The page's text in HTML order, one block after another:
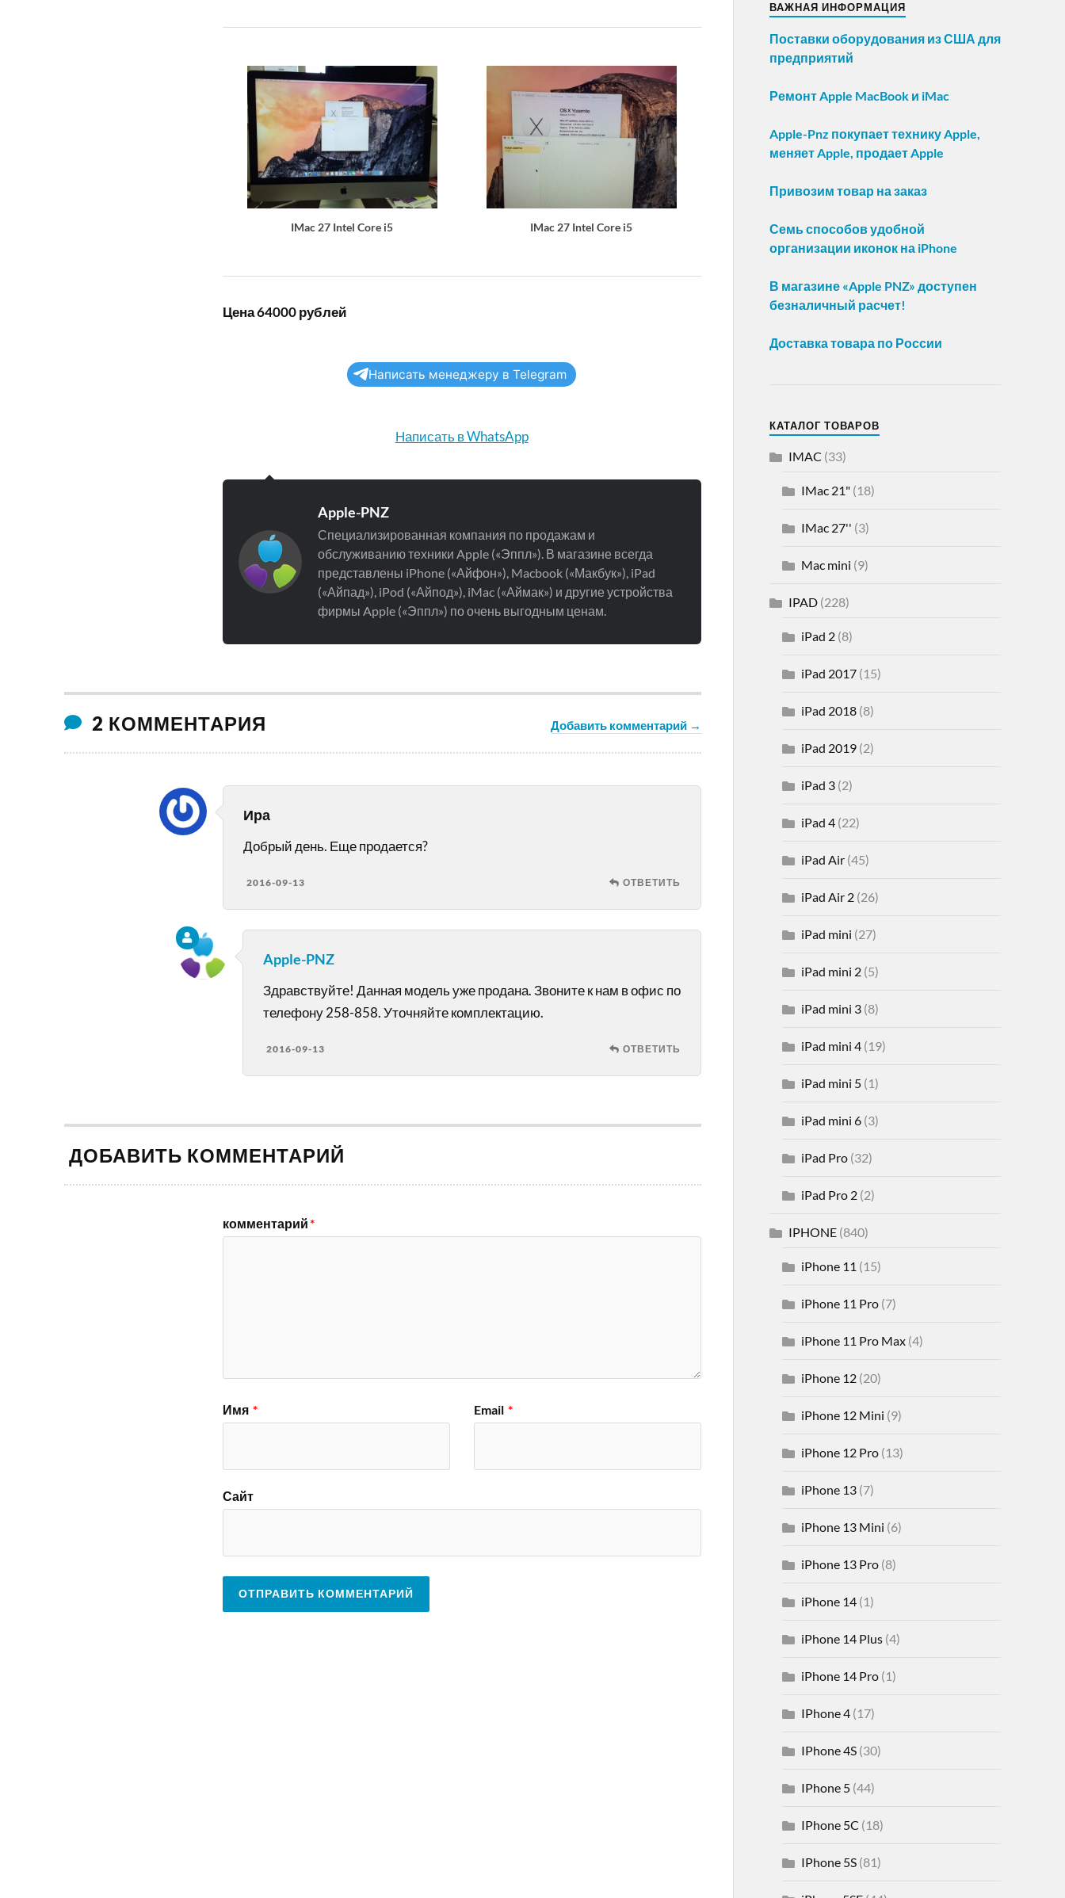
IMac 27 Intel Core i5 IMac 27 Intel Core i5
Цена 64000 рублей
Написать менеджеру в Telegram
Написать в WhatsApp
Apple-PNZ
Специализированная компания по продажам и
обслуживанию техники Apple («Эппл»). В магазине всегда
представлены iPhone («Айфон»), Macbook («Макбук»), iPad
(«Айпад»), iPod («Айпод»), iMac («Аймак») и другие устройства
фирмы Apple («Эппл») по очень выгодным ценам.
2 КОММЕНТАРИЯ Добавить комментарий →
Ира
Добрый день. Еще продается?
2016-09-13 ОТВЕТИТЬ
Apple-PNZ
Здравствуйте! Данная модель уже продана. Звоните к нам в офис по
телефону 258-858. Уточняйте комплектацию.
2016-09-13 ОТВЕТИТЬ
ДОБАВИТЬ КОММЕНТАРИЙ
комментарий*
Имя * Email *
Сайт
ВАЖНАЯ ИНФОРМАЦИЯ
Поставки оборудования из США для
предприятий
Ремонт Apple MacBook и iMac
Apple-Pnz покупает технику Apple,
меняет Apple, продает Apple
Привозим товар на заказ
Семь способов удобной
организации иконок на iPhone
В магазине «Apple PNZ» доступен
безналичный расчет!
Доставка товара по России
КАТАЛОГ ТОВАРОВ
IMAC (33)
IMac 21"(18)
IMac 27'' (3)
Mac mini (9)
IPAD(228)
iPad 2(8)
iPad 2017(15)
iPad 2018(8)
iPad 2019(2)
iPad 3(2)
iPad 4(22)
iPad Air(45)
iPad Air 2(26)
iPad mini (27)
iPad mini 2(5)
iPad mini 3(8)
iPad mini 4(19)
iPad mini 5(1)
iPad mini 6(3)
iPad Pro(32)
iPad Pro 2(2)
IPHONE(840)
iPhone 11 (15)
iPhone 11 Pro(7)
iPhone 11 Pro Max(4)
iPhone 12(20)
iPhone 12 Mini (9)
iPhone 12 Pro(13)
iPhone 13(7)
iPhone 13 Mini (6)
iPhone 13 Pro(8)
iPhone 14(1)
iPhone 14 Plus(4)
iPhone 14 Pro(1)
IPhone 4(17)
IPhone 4S(30)
IPhone 5(44)
IPhone 5C (18)
IPhone 5S(81)